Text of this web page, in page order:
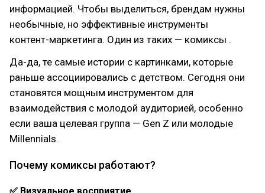
информацией. Чтобы выделиться, брендам нужны
необычные, но эффективные инструменты
контент-маркетинга. Один из таких — комиксы .
Да-да, те самые истории с картинками, которые
раньше ассоциировались с детством. Сегодня они
становятся мощным инструментом для
взаимодействия с молодой аудиторией, особенно
если ваша целевая группа — Gen Z или молодые
Millennials.
Почему комиксы работают?